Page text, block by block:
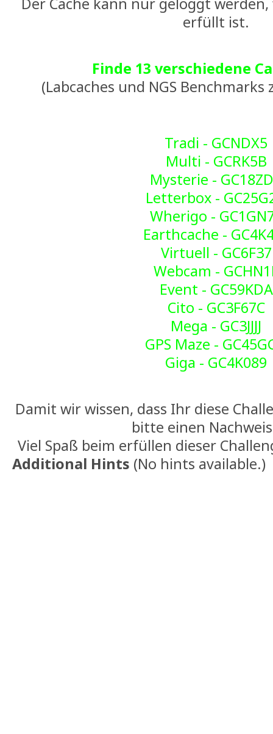
erfüllt ist.
Finde 13 verschiedene
(Labcaches und NGS
Tradi - GCNDX5
Multi - GCRK5B
Mysterie -
Letterbox -
Wherigo -
Earthcache -
Virtuell - GC6F37
Webcam -
Event - GC59KDA
Cito - GC3F67C
Mega - GC3JJJJ
GPS Maze -
Giga - GC4K089
Damit wir wissen, dass Ihr diese
bitte einen
Viel Spaß beim erfüllen dieser
Additional Hints (No hints available.)